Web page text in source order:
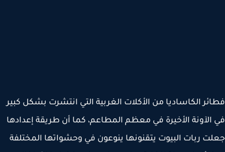
الكاساديا من الأكلات الغربية التي انتشرت بشكل كبير
الآونة الأخيرة في معظم المطاعم، كما أن طريقة إعدادها
ربات البيوت يتقنونها ينوعون في وحشواتها المختلفة